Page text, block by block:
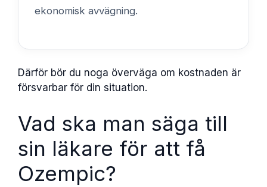
ekonomisk avvägning.
Därför bör du noga överväga om kostnaden är
försvarbar för din situation.
Vad ska man säga till
sin läkare för att få
Ozempic?